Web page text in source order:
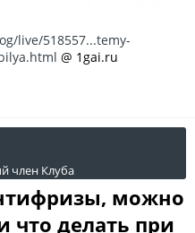
live/518557...temy-
@ 1gai.ru
член Клуба
можно
что делать при